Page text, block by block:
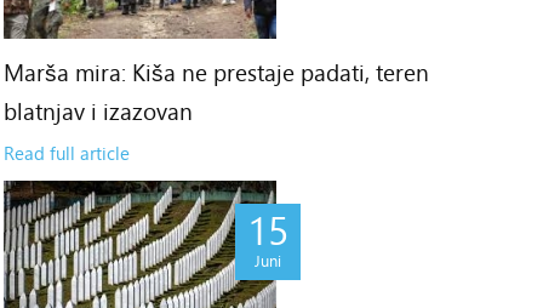
Marša mira: Kiša ne prestaje padati, teren
blatnjav i izazovan
Read full article
15
Juni